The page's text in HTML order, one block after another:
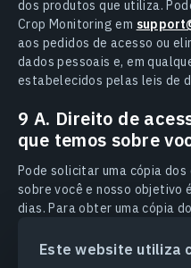
Este website utiliza
dos produtos que utiliza.
Crop Monitoring em
aos pedidos de acesso ou
dados pessoais e, em
estabelecidos pelas leis de
9 A. Direito de
que temos sobre
Pode solicitar uma cópia
sobre você e nosso objetivo
dias. Para obter uma cópia
support@eosda.com.